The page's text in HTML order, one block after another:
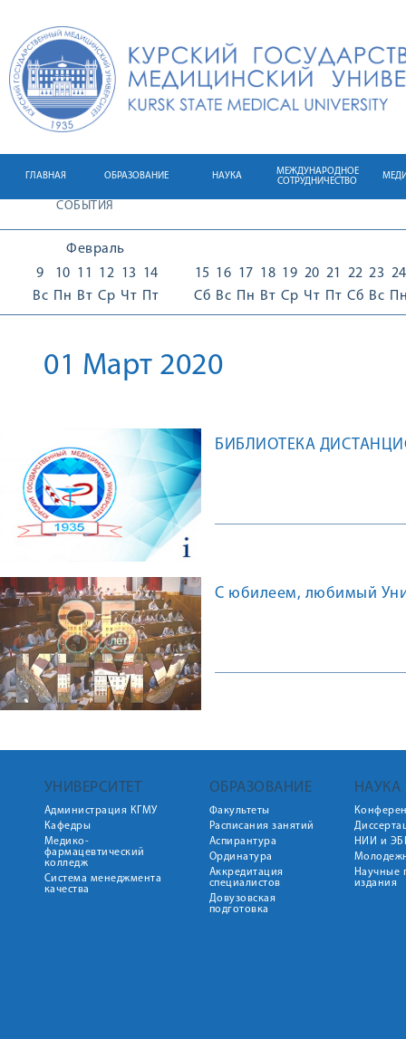
ГЛАВНАЯ ОБРАЗОВАНИЕ НАУКА
МЕЖДУНАРОДНОЕ
СОТРУДНИЧЕСТВО
СОБЫТИЯ
Февраль
9
Вс
10
Пн
11
Вт
12
Ср
13
Чт
14
Пт
15
Сб
16
Вс
17
Пн
18
Вт
19
Ср
20
Чт
21
Пт
22
Сб
23
Вс
24
01 Март 2020
БИБЛИОТЕКА
С юбилеем, любимый
УНИВЕРСИТЕТ
Администрация КГМУ
Кафедры
Медико-
фармацевтический
колледж
Система менеджмента
качества
ОБРАЗОВАНИЕ
Факультеты
Расписания занятий
Аспирантура
Ординатура
Аккредитация
специалистов
Довузовская
подготовка
НАУКА
НИИ и
Научные
издания